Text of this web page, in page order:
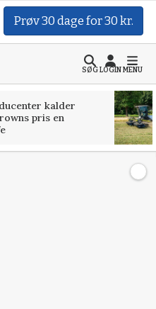
Prøv 30 dage for 30 kr.
SØGLOGINMENU
kalder
pris en